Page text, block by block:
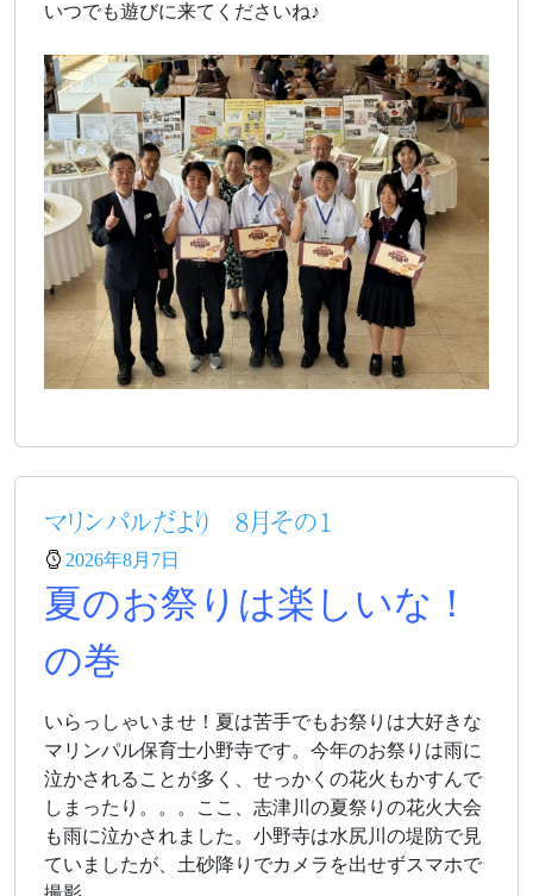
いつでも遊びに来てくださいね♪
マリンパルだより 8月その１
2026年8月7日
夏のお祭りは楽しいな！
の巻
いらっしゃいませ！夏は苦手でもお祭りは大好きな
マリンパル保育士小野寺です。今年のお祭りは雨に
泣かされることが多く、せっかくの花火もかすんで
しまったり。。。ここ、志津川の夏祭りの花火大会
も雨に泣かされました。小野寺は水尻川の堤防で見
ていましたが、土砂降りでカメラを出せずスマホで